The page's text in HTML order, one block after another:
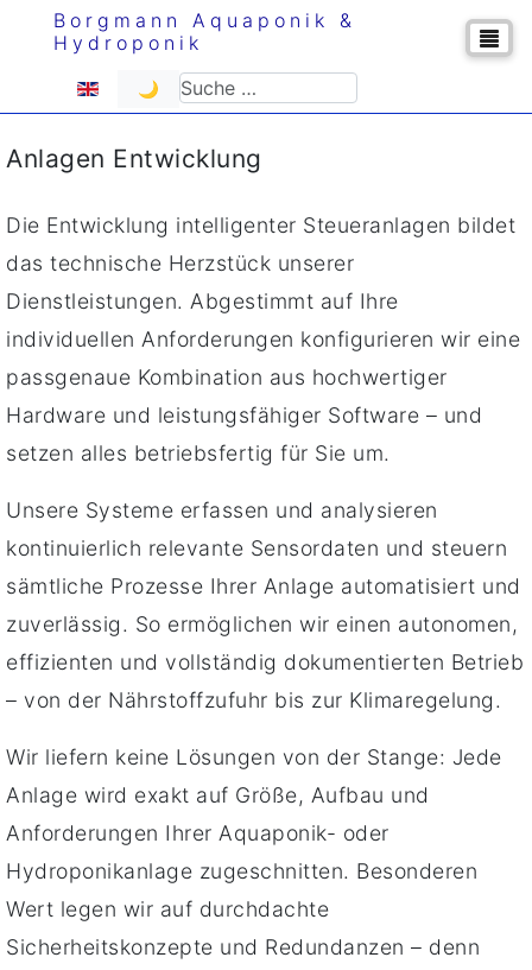
Borgmann Aquaponik &
Hydroponik
Sprache auswählen
🌙 Suchen
Anlagen Entwicklung
Die Entwicklung intelligenter Steueranlagen bildet
das technische Herzstück unserer
Dienstleistungen. Abgestimmt auf Ihre
individuellen Anforderungen konfigurieren wir eine
passgenaue Kombination aus hochwertiger
Hardware und leistungsfähiger Software – und
setzen alles betriebsfertig für Sie um.
Unsere Systeme erfassen und analysieren
kontinuierlich relevante Sensordaten und steuern
sämtliche Prozesse Ihrer Anlage automatisiert und
zuverlässig. So ermöglichen wir einen autonomen,
effizienten und vollständig dokumentierten Betrieb
– von der Nährstoffzufuhr bis zur Klimaregelung.
Wir liefern keine Lösungen von der Stange: Jede
Anlage wird exakt auf Größe, Aufbau und
Anforderungen Ihrer Aquaponik- oder
Hydroponikanlage zugeschnitten. Besonderen
Wert legen wir auf durchdachte
Sicherheitskonzepte und Redundanzen – denn